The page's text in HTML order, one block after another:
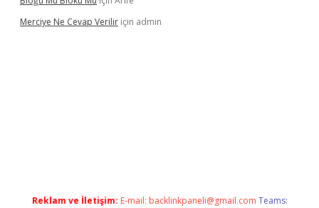
Merciye Ne Cevap Verilir için admin
Reklam ve İletişim: E-mail: backlinkpaneli@gmail.com Teams: